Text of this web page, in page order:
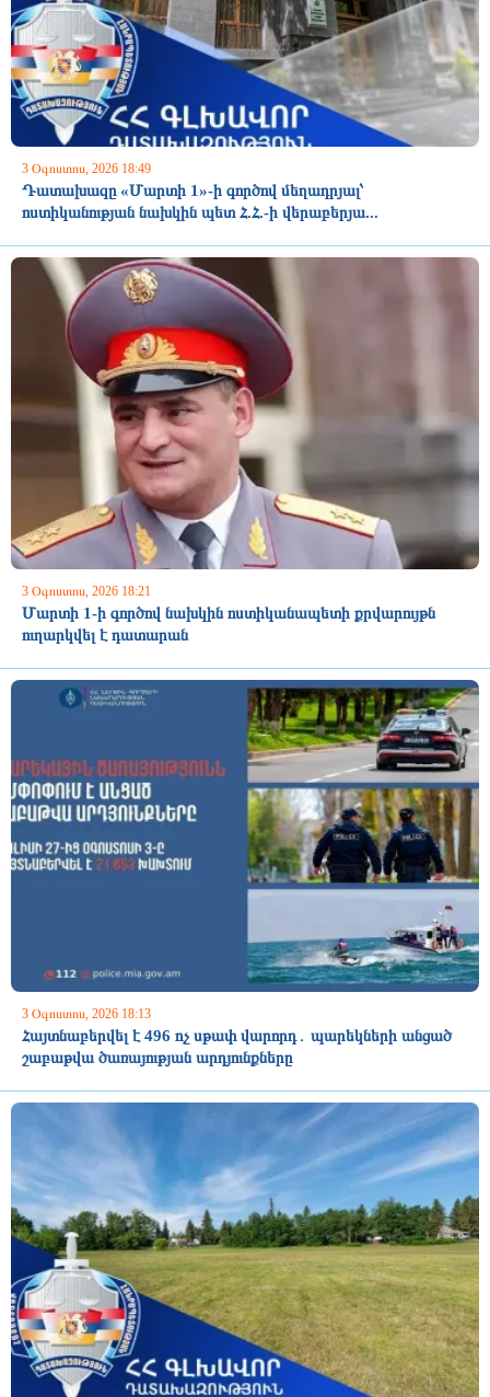
3 Օգոստոս, 2026 18:49
Դատախազը «Մարտի 1»-ի գործով մեղադրյալ՝
ոստիկանության նախկին պետ Հ.Հ.-ի վերաբերյա...
3 Օգոստոս, 2026 18:21
Մարտի 1-ի գործով նախկին ոստիկանապետի քրվարույթն
ուղարկվել է դատարան
3 Օգոստոս, 2026 18:13
Հայտնաբերվել է 496 ոչ սթափ վարորդ․ պարեկների անցած
շաբաթվա ծառայության արդյունքները